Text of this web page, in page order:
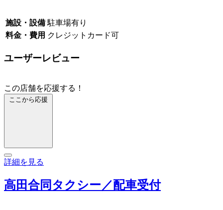
施設・設備 駐車場有り
料金・費用 クレジットカード可
ユーザーレビュー
この店舗を応援する！
ここから応援
詳細を見る
高田合同タクシー／配車受付